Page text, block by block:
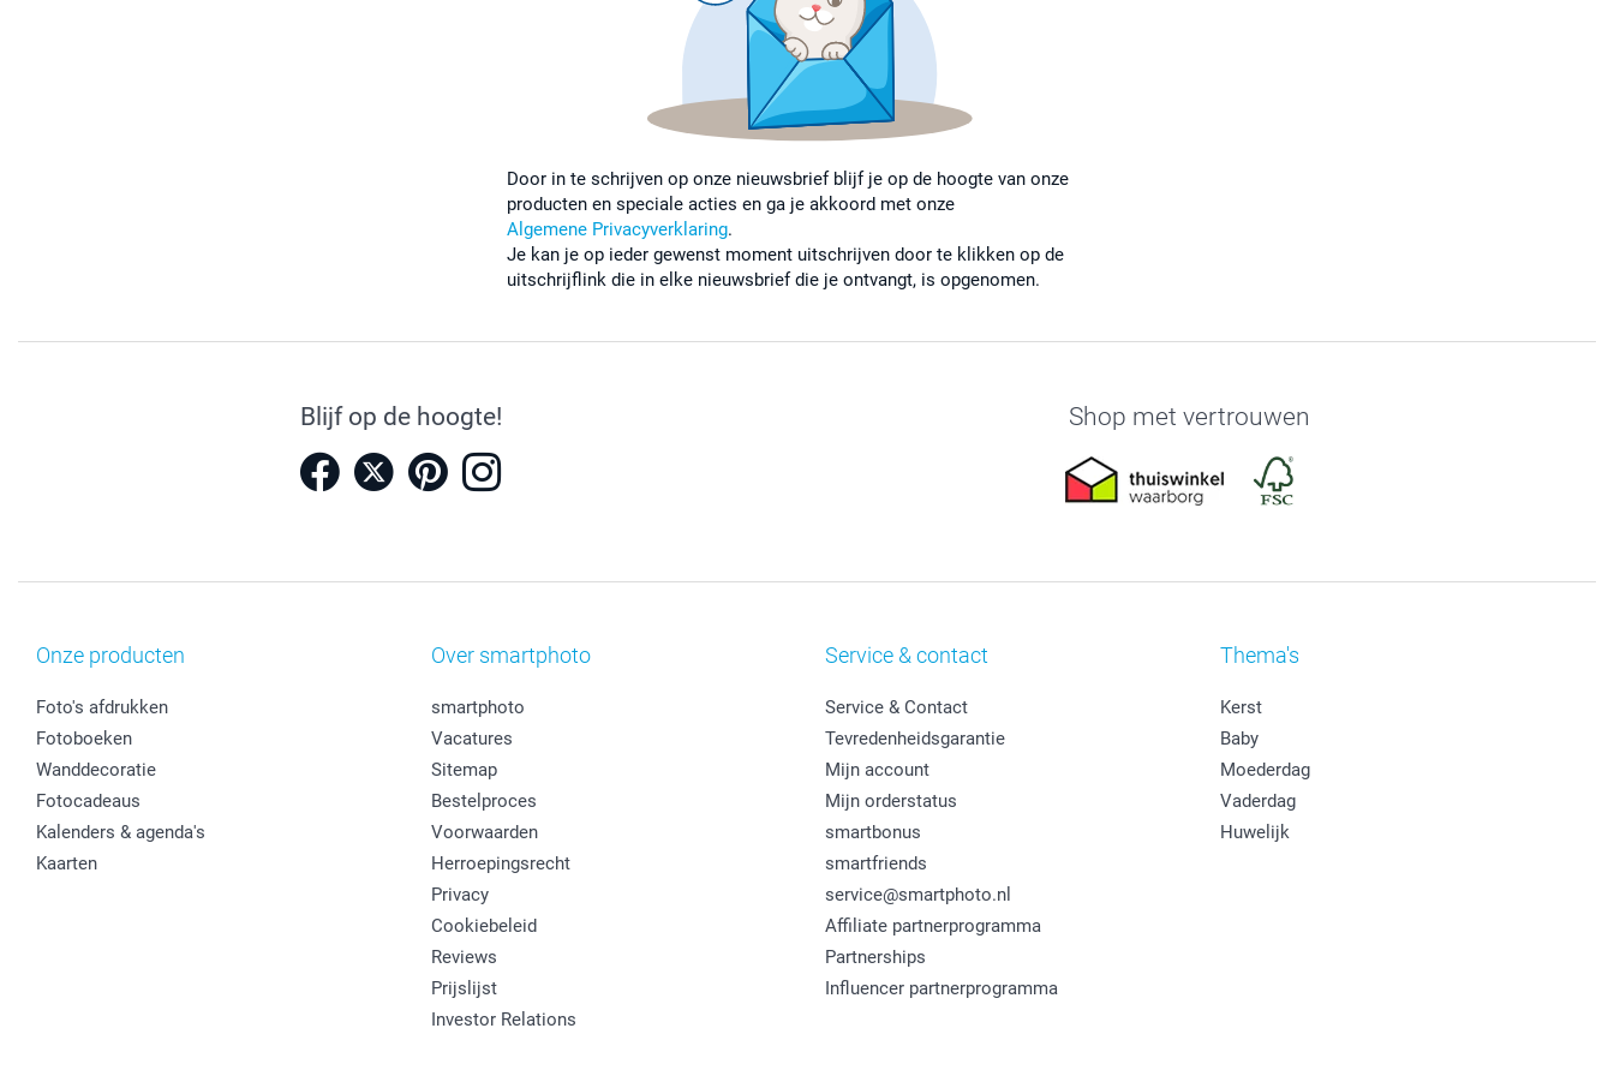
Door in te schrijven op onze nieuwsbrief blijf je op de hoogte van onze
producten en speciale acties en ga je akkoord met onze
Algemene Privacyverklaring.
Je kan je op ieder gewenst moment uitschrijven door te klikken op de
uitschrijflink die in elke nieuwsbrief die je ontvangt, is opgenomen.
Blijf op de hoogte! Shop met vertrouwen
Onze producten
Foto's afdrukken
Fotoboeken
Wanddecoratie
Fotocadeaus
Kalenders & agenda's
Kaarten
Over smartphoto
smartphoto
Vacatures
Sitemap
Bestelproces
Voorwaarden
Herroepingsrecht
Privacy
Cookiebeleid
Reviews
Prijslijst
Investor Relations
Service & contact
Service & Contact
Tevredenheidsgarantie
Mijn account
Mijn orderstatus
smartbonus
smartfriends
service@smartphoto.nl
Affiliate partnerprogramma
Partnerships
Influencer partnerprogramma
Thema's
Kerst
Baby
Moederdag
Vaderdag
Huwelijk